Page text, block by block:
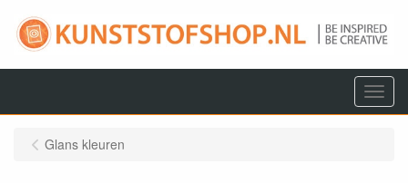
Menu
Glans kleuren